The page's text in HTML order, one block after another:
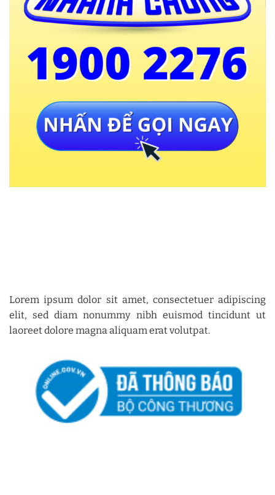
Lorem ipsum dolor sit amet, consectetuer adipiscing
elit, sed diam nonummy nibh euismod tincidunt ut
laoreet dolore magna aliquam erat volutpat.